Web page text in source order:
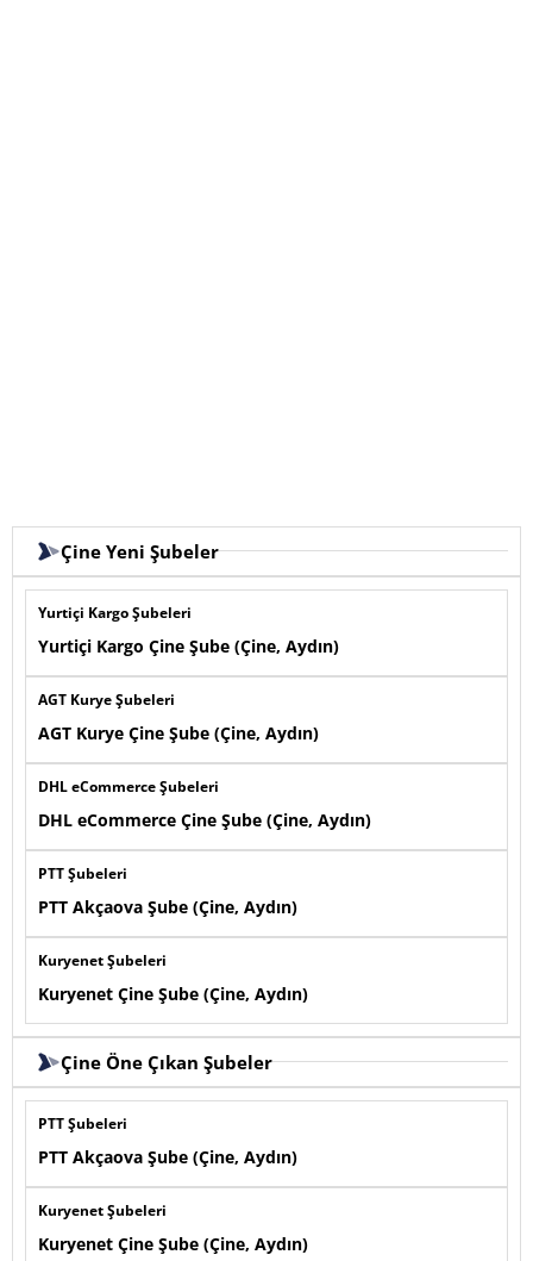
Çine Yeni Şubeler
Yurtiçi Kargo Şubeleri
Yurtiçi Kargo Çine Şube (Çine, Aydın)
AGT Kurye Şubeleri
AGT Kurye Çine Şube (Çine, Aydın)
DHL eCommerce Şubeleri
DHL eCommerce Çine Şube (Çine, Aydın)
PTT Şubeleri
PTT Akçaova Şube (Çine, Aydın)
Kuryenet Şubeleri
Kuryenet Çine Şube (Çine, Aydın)
Çine Öne Çıkan Şubeler
PTT Şubeleri
PTT Akçaova Şube (Çine, Aydın)
Kuryenet Şubeleri
Kuryenet Çine Şube (Çine, Aydın)